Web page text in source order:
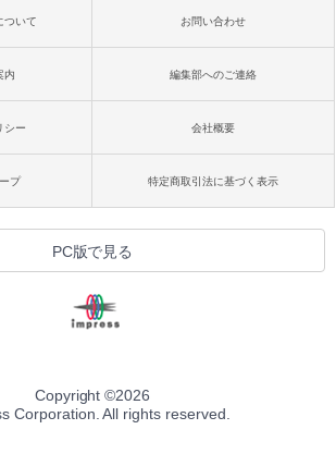
ついて お問い合わせ
内 編集部へのご連絡
シー 会社概要
プ 特定商取引法に基づく表示
PC版で見る
Copyright ©2026
Corporation. All rights reserved.